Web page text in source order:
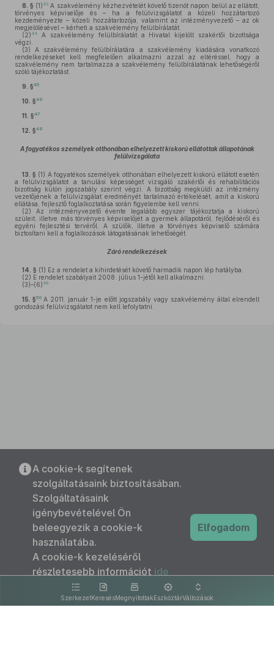
8. § (1)43 A szakvélemény kézhezvételét követő tizenöt napon belül az ellátott,
törvényes képviselője és – ha a felülvizsgálatot a közeli hozzátartozó
kezdeményezte – közeli hozzátartozója, valamint az intézményvezető – az ok
megjelölésével – kérheti a szakvélemény felülbírálatát.
(2)44
A szakvélemény felülbírálatát a Hivatal kijelölt szakértői bizottsága
végzi.
(3) A szakvélemény felülbírálatára a szakvélemény kiadására vonatkozó
rendelkezéseket kell megfelelően alkalmazni azzal az eltéréssel, hogy a
szakvélemény nem tartalmazza a szakvélemény felülbírálatának lehetőségéről
szóló tájékoztatást.
9. §45
10. §46
11. §47
12. §48
A fogyatékos személyek otthonában elhelyezett kiskorú ellátottak állapotának
felülvizsgálata
13. § (1) A fogyatékos személyek otthonában elhelyezett kiskorú ellátott esetén
a felülvizsgálatot a tanulási képességet vizsgáló szakértői és rehabilitációs
bizottság külön jogszabály szerint végzi. A bizottság megküldi az intézmény
vezetőjének a felülvizsgálat eredményét tartalmazó értékelését, amit a kiskorú
ellátása, fejlesztő foglalkoztatása során figyelembe kell venni.
(2) Az intézményvezető évente legalább egyszer tájékoztatja a kiskorú
szüleit, illetve más törvényes képviselőjét a gyermek állapotáról, fejlődéséről és
egyéni fejlesztési tervéről. A szülők, illetve a törvényes képviselő számára
biztosítani kell a foglalkozások látogatásának lehetőségét.
Záró rendelkezések
14. § (1) Ez a rendelet a kihirdetését követő harmadik napon lép hatályba.
(2) E rendelet szabályait 2008. július 1-jétől kell alkalmazni.
(3)–(6)49
15. §50 A 2011. január 1-je előtt jogszabály vagy szakvélemény által elrendelt
gondozási felülvizsgálatot nem kell lefolytatni.
SzerkezetKeresésMegnyitottakEszköztárVáltozások
A cookie-k segítenek
szolgáltatásaink biztosításában.
Szolgáltatásaink
igénybevételével Ön
beleegyezik a cookie-k
használatába.
A cookie-k kezeléséről
részletesebb információt ide
kattintva olvashat.
Elfogadom